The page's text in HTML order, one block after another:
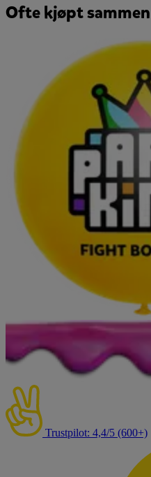
Ofte kjøpt sammen
Trustpilot: 4,4/5 (600+)